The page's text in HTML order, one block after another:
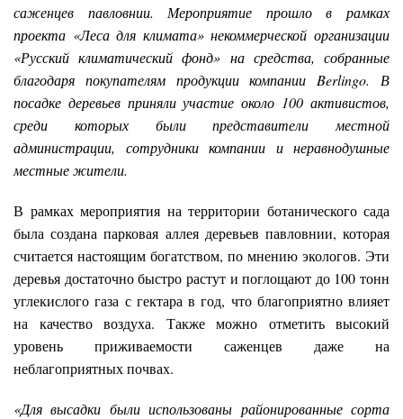
саженцев павловнии. Мероприятие прошло в рамках
проекта «Леса для климата» некоммерческой организации
«Русский климатический фонд» на средства, собранные
благодаря покупателям продукции компании Berlingo. В
посадке деревьев приняли участие около 100 активистов,
среди которых были представители местной
администрации, сотрудники компании и неравнодушные
местные жители.
В рамках мероприятия на территории ботанического сада
была создана парковая аллея деревьев павловнии, которая
считается настоящим богатством, по мнению экологов. Эти
деревья достаточно быстро растут и поглощают до 100 тонн
углекислого газа с гектара в год, что благоприятно влияет
на качество воздуха. Также можно отметить высокий
уровень приживаемости саженцев даже на
неблагоприятных почвах.
«Для высадки были использованы районированные сорта